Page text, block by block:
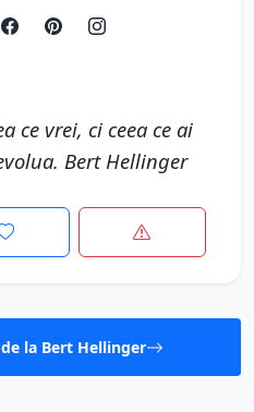
ce vrei, ci ceea ce ai
Bert Hellinger
la Bert Hellinger